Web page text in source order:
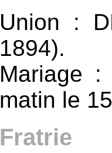
Union :
1894).
Mariage
matin le
Fratrie